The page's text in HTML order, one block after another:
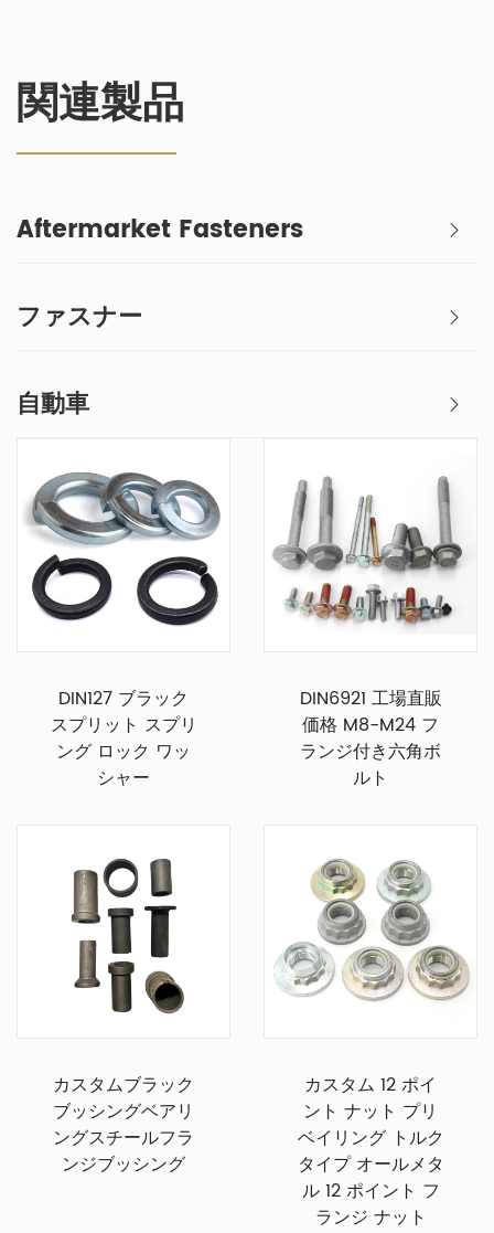
関連製品
Aftermarket Fasteners
ファスナー
自動車
DIN127 ブラック
スプリット スプリ
ング ロック ワッ
シャー
DIN6921 工場直販
価格 M8-M24 フ
ランジ付き六角ボ
ルト
カスタムブラック
ブッシングベアリ
ングスチールフラ
ンジブッシング
カスタム 12 ポイ
ント ナット プリ
ベイリング トルク
タイプ オールメタ
ル 12 ポイント フ
ランジ ナット